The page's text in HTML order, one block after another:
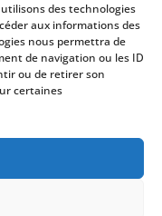
des technologies
aux informations des
nous permettra de
de navigation ou les ID
ou de retirer son
certaines